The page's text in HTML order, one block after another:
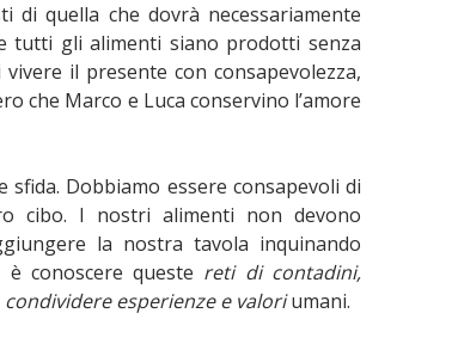
quella che dovrà necessariamente
tutti gli alimenti siano prodotti senza
il presente con consapevolezza,
che Marco e Luca conservino l’amore
Dobbiamo essere consapevoli di
cibo. I nostri alimenti non devono
la nostra tavola inquinando
conoscere queste reti di contadini,
esperienze e valoriumani.